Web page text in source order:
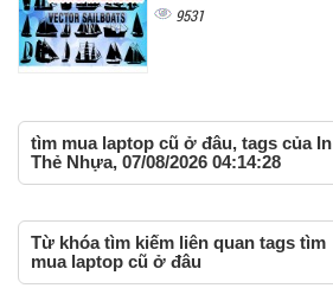
9531
tìm mua laptop cũ ở đâu, tags của In
Thẻ Nhựa, 07/08/2026 04:14:28
Từ khóa tìm kiếm liên quan tags tìm
mua laptop cũ ở đâu